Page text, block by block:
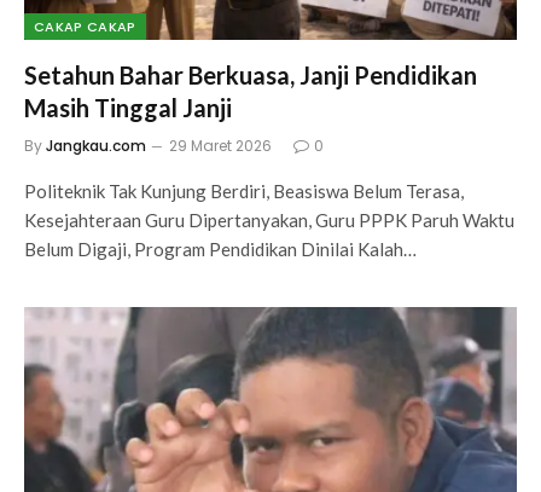
CAKAP CAKAP
Setahun Bahar Berkuasa, Janji Pendidikan
Masih Tinggal Janji
ByJangkau.com 29 Maret 2026 0
Politeknik Tak Kunjung Berdiri, Beasiswa Belum Terasa,
Kesejahteraan Guru Dipertanyakan, Guru PPPK Paruh Waktu
Belum Digaji, Program Pendidikan Dinilai Kalah…